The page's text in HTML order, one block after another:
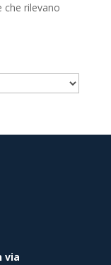
che rilevano
via